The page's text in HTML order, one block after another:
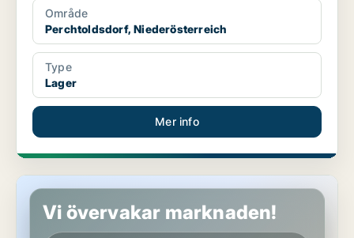
Område
Perchtoldsdorf, Niederösterreich
Type
Lager
Mer info
Lager i Perchtoldsdorf, Niederösterreich
Vi övervakar marknaden!